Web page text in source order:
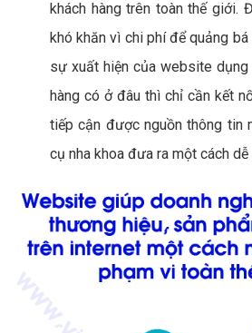
khách hàng trên toàn thế giới.
khó khăn vì chi phí để quảng
sự xuất hiện của website dụng
hàng có ở đâu thì chỉ cần kết
tiếp cận được nguồn thông tin
cụ nha khoa đưa ra một cách dễ